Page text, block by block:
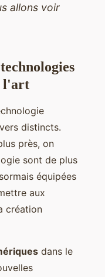
allons voir
l'art
distincts.
près, on
sont de plus
équipées
aux
création
dans le